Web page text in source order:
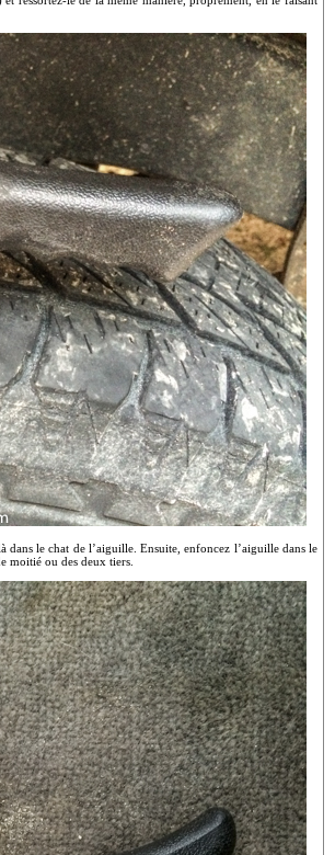
dans le chat de l’aiguille. Ensuite, enfoncez l’aiguille dans le
moitié ou des deux tiers.